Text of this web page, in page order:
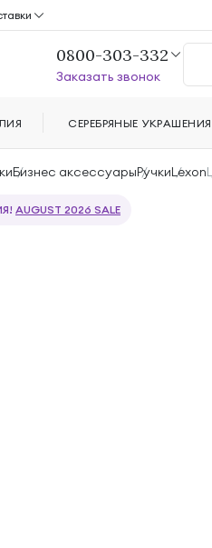
Бизнес аксессуарыРучкиLexon
AUGUST 2026 SALE
0800-303-332
Заказать звонок
СЕРЕБРЯНЫЕ УКРАШЕНИЯ